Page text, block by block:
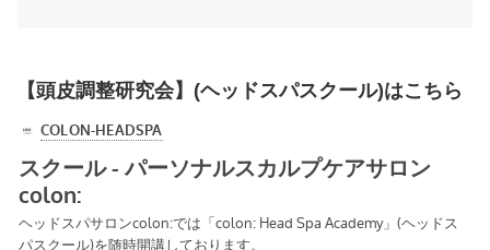
【頭皮調整研究会】(ヘッドスパスクール)はこちら